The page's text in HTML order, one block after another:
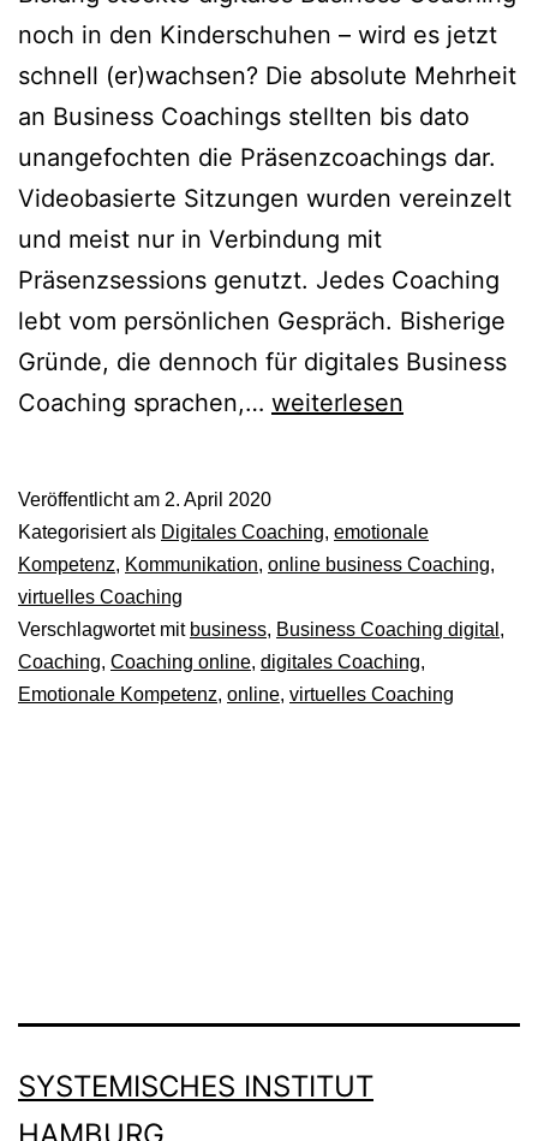
noch in den Kinderschuhen – wird es jetzt
schnell (er)wachsen? Die absolute Mehrheit
an Business Coachings stellten bis dato
unangefochten die Präsenzcoachings dar.
Videobasierte Sitzungen wurden vereinzelt
und meist nur in Verbindung mit
Präsenzsessions genutzt. Jedes Coaching
lebt vom persönlichen Gespräch. Bisherige
Gründe, die dennoch für digitales Business
Coaching sprachen,… Mit
Coaching
durch
Krise
weiterlesen
Veröffentlicht am 2. April 2020
Kategorisiert als Digitales Coaching, emotionale
Kompetenz, Kommunikation, online business Coaching,
virtuelles Coaching
Verschlagwortet mit business, Business Coaching digital ,
Coaching, Coaching online, digitales Coaching,
Emotionale Kompetenz, online, virtuelles Coaching
SYSTEMISCHES INSTITUT